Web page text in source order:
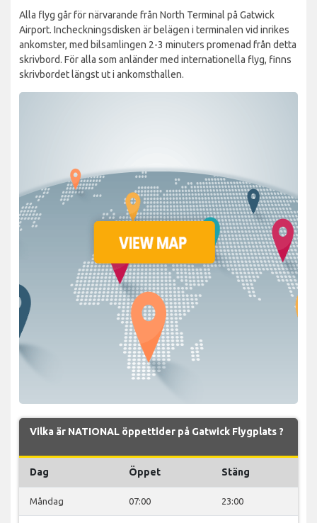
Alla flyg går för närvarande från North Terminal på Gatwick
Airport. Incheckningsdisken är belägen i terminalen vid inrikes
ankomster, med bilsamlingen 2-3 minuters promenad från detta
skrivbord. För alla som anländer med internationella flyg, finns
skrivbordet längst ut i ankomsthallen.
Vilka är NATIONAL öppettider på Gatwick Flygplats ?
Dag Öppet Stäng
Måndag 07:00 23:00